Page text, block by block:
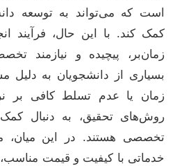
است که می‌تواند به توسعه
کمک کند. با این حال، فرآیند
زمان‌بر، پیچیده و نیازمند
بسیاری از دانشجویان به دلیل
زمان یا عدم تسلط کافی بر
روش‌های تحقیق، به دنبال
تخصصی هستند. در این میان،
خدماتی با کیفیت و قیمت